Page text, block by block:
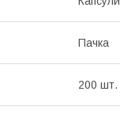
Пачка
200 шт.